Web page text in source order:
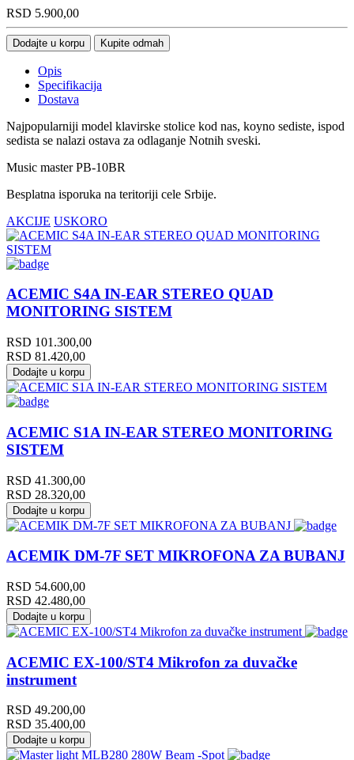
RSD 5.900,00
Dodajte u korpu Kupite odmah
Opis
Specifikacija
Dostava
Najpopularniji model klavirske stolice kod nas, koyno sediste, ispod
sedista se nalazi ostava za odlaganje Notnih sveski.
Music master PB-10BR
Besplatna isporuka na teritoriji cele Srbije.
AKCIJE USKORO
ACEMIC S4A IN-EAR STEREO QUAD
MONITORING SISTEM
RSD 101.300,00
RSD 81.420,00
Dodajte u korpu
ACEMIC S1A IN-EAR STEREO MONITORING
SISTEM
RSD 41.300,00
RSD 28.320,00
Dodajte u korpu
ACEMIK DM-7F SET MIKROFONA ZA BUBANJ
RSD 54.600,00
RSD 42.480,00
Dodajte u korpu
ACEMIC EX-100/ST4 Mikrofon za duvačke
instrument
RSD 49.200,00
RSD 35.400,00
Dodajte u korpu